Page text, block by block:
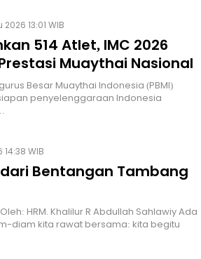
13:01 WIB
514 Atlet, IMC 2026
Muaythai Nasional
Besar Muaythai Indonesia (PBMI)
penyelenggaraan Indonesia
WIB
Bentangan Tambang
Oleh: HRM. Khalilur R Abdullah Sahlawiy Ada
diam kita rawat bersama: kita begitu